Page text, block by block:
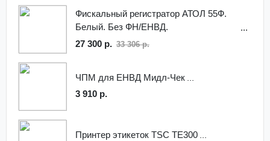
Фискальный регистратор АТОЛ 55Ф.
Белый. Без ФН/ЕНВД.
RS+USB+Ethernet, Платформа 2.5
27 300 р. 33 306 р.
ЧПМ для ЕНВД Мидл-Чек
3 910 р.
Принтер этикеток TSC TE300